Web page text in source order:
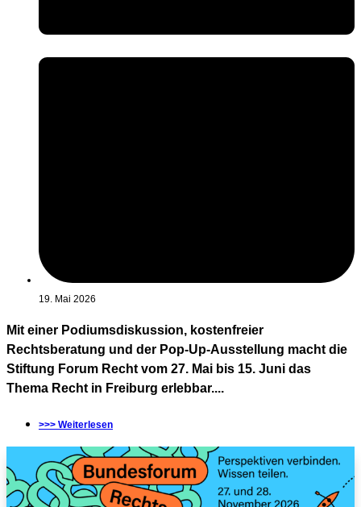
19. Mai 2026
Mit einer Podiumsdiskussion, kostenfreier
Rechtsberatung und der Pop-Up-Ausstellung macht die
Stiftung Forum Recht vom 27. Mai bis 15. Juni das
Thema Recht in Freiburg erlebbar....
>>> Weiterlesen